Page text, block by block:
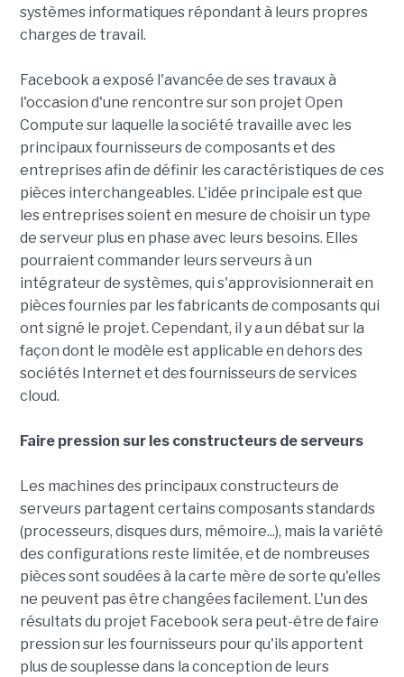
systèmes informatiques répondant à leurs propres
charges de travail.
Facebook a exposé l'avancée de ses travaux à
l'occasion d'une rencontre sur son projet Open
Compute sur laquelle la société travaille avec les
principaux fournisseurs de composants et des
entreprises afin de définir les caractéristiques de ces
pièces interchangeables. L'idée principale est que
les entreprises soient en mesure de choisir un type
de serveur plus en phase avec leurs besoins. Elles
pourraient commander leurs serveurs à un
intégrateur de systèmes, qui s'approvisionnerait en
pièces fournies par les fabricants de composants qui
ont signé le projet. Cependant, il y a un débat sur la
façon dont le modèle est applicable en dehors des
sociétés Internet et des fournisseurs de services
cloud.
Faire pression sur les constructeurs de serveurs
Les machines des principaux constructeurs de
serveurs partagent certains composants standards
(processeurs, disques durs, mémoire...), mais la variété
des configurations reste limitée, et de nombreuses
pièces sont soudées à la carte mère de sorte qu'elles
ne peuvent pas être changées facilement. L'un des
résultats du projet Facebook sera peut-être de faire
pression sur les fournisseurs pour qu'ils apportent
plus de souplesse dans la conception de leurs